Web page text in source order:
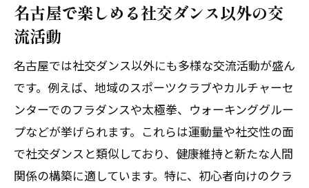
名古屋で楽しめる社交ダンス以外の交
流活動
名古屋では社交ダンス以外にも多様な交流活動が盛ん
です。例えば、地域のスポーツクラブやカルチャーセ
ンターでのフラダンスや太極拳、ウォーキンググルー
プなどが挙げられます。これらは運動量や社交性の面
で社交ダンスと類似しており、健康維持と新たな人間
関係の構築に適しています。特に、初心者向けのクラ